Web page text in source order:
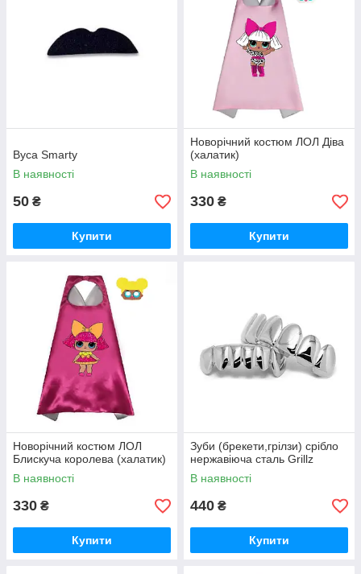
Вуса Smarty
В наявності
50 ₴
Купити
Новорічний костюм ЛОЛ Діва
(халатик)
В наявності
330 ₴
Купити
Новорічний костюм ЛОЛ
Блискуча королева (халатик)
В наявності
330 ₴
Купити
Зуби (брекети,грілзи) срібло
нержавіюча сталь Grillz
В наявності
440 ₴
Купити